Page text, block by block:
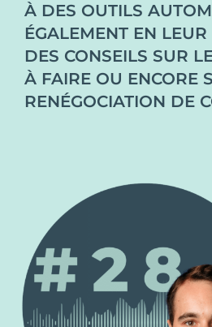
À DES OUTILS
ÉGALEMENT EN
DES CONSEILS SUR
À FAIRE OU ENCORE
RENÉGOCIATION DE